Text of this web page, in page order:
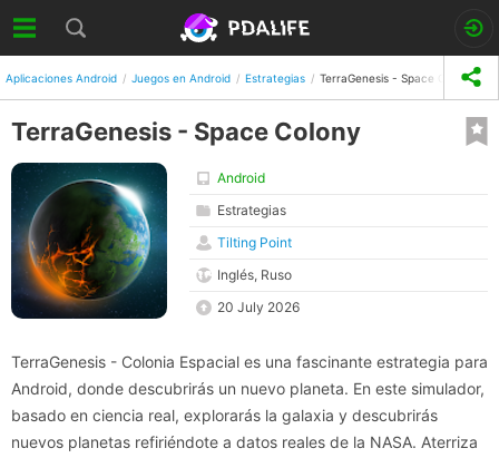
Aplicaciones Android Juegos en Android Estrategias TerraGenesis - Space Colony
TerraGenesis - Space Colony
Android
Estrategias
Tilting Point
Inglés, Ruso
20 July 2026
TerraGenesis - Colonia Espacial es una fascinante estrategia para
Android, donde descubrirás un nuevo planeta. En este simulador,
basado en ciencia real, explorarás la galaxia y descubrirás
nuevos planetas refiriéndote a datos reales de la NASA. Aterriza